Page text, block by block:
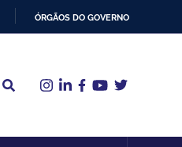
ÓRGÃOS DO GOVERNO